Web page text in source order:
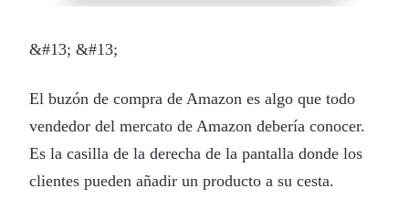
&#13; &#13;
El buzón de compra de Amazon es algo que todo
vendedor del mercato de Amazon debería conocer.
Es la casilla de la derecha de la pantalla donde los
clientes pueden añadir un producto a su cesta.